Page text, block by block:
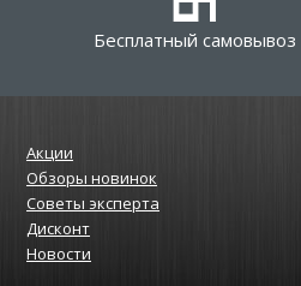
Бесплатный самовывоз
Акции
Обзоры новинок
Советы эксперта
Дисконт
Новости